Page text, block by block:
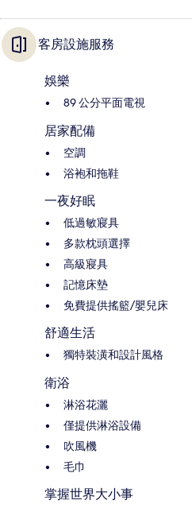
客房設施服務
娛樂
89 公分平面電視
居家配備
空調
浴袍和拖鞋
一夜好眠
低過敏寢具
多款枕頭選擇
高級寢具
記憶床墊
免費提供搖籃/嬰兒床
舒適生活
獨特裝潢和設計風格
衛浴
淋浴花灑
僅提供淋浴設備
吹風機
毛巾
掌握世界大小事